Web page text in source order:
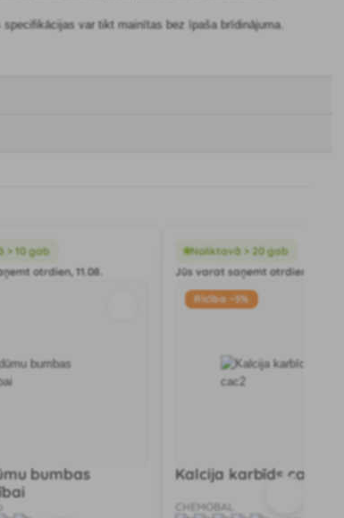
var tikt mainītas bez īpaša brīdinājuma.
> 10 gab
otrdien, 11.08.
bumbas
Noliktavā > 20 gab
Jūs varat saņemt otrdien, 11.08.
Rīcība −5%
Kalcija karbīds cac2
CHEMOBAL